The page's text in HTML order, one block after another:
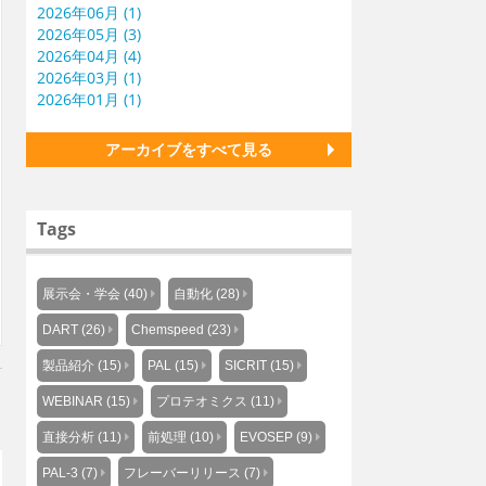
2026年06月 (1)
2026年05月 (3)
2026年04月 (4)
2026年03月 (1)
2026年01月 (1)
アーカイブをすべて見る
Tags
展示会・学会 (40) 自動化 (28)
DART (26) Chemspeed (23)
製品紹介 (15) PAL (15) SICRIT (15)
WEBINAR (15) プロテオミクス (11)
直接分析 (11) 前処理 (10) EVOSEP (9)
PAL-3 (7) フレーバーリリース (7)